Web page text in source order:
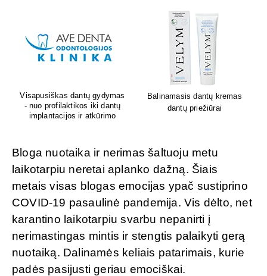
Sėdėk geriau. Jauskis geriau
Lion's mane grybų papildai
smegenų veiklai
Bloga nuotaika ir nerimas šaltuoju metu
laikotarpiu neretai aplanko dažną. Šiais
metais visas blogas emocijas ypač sustiprino
COVID-19 pasaulinė pandemija. Vis dėlto, net
karantino laikotarpiu svarbu nepanirti į
nerimastingas mintis ir stengtis palaikyti gerą
nuotaiką. Dalinamės keliais patarimais, kurie
padės pasijusti geriau emociškai.